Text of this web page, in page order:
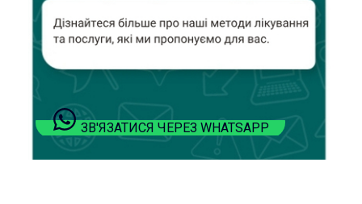
ЗВ'ЯЗАТИСЯ ЧЕРЕЗ WHATSAPP